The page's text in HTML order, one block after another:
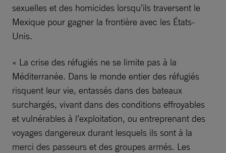
sexuelles et des homicides lorsqu’ils traversent le
Mexique pour gagner la frontière avec les États-
Unis.
« La crise des réfugiés ne se limite pas à la
Méditerranée. Dans le monde entier des réfugiés
risquent leur vie, entassés dans des bateaux
surchargés, vivant dans des conditions effroyables
et vulnérables à l’exploitation, ou entreprenant des
voyages dangereux durant lesquels ils sont à la
merci des passeurs et des groupes armés. Les